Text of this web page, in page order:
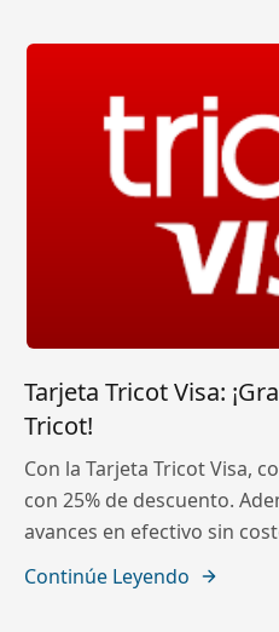
Tarjeta Tricot Visa:
Tricot!
Con la Tarjeta Tricot Visa,
con 25% de descuento.
avances en efectivo sin
Continúe Leyendo